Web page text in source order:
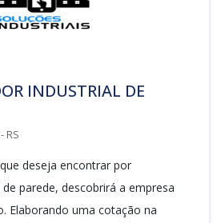
INDUSTRIAL DE
RS
deseja encontrar por
parede, descobrirá a empresa
Elaborando uma cotação na